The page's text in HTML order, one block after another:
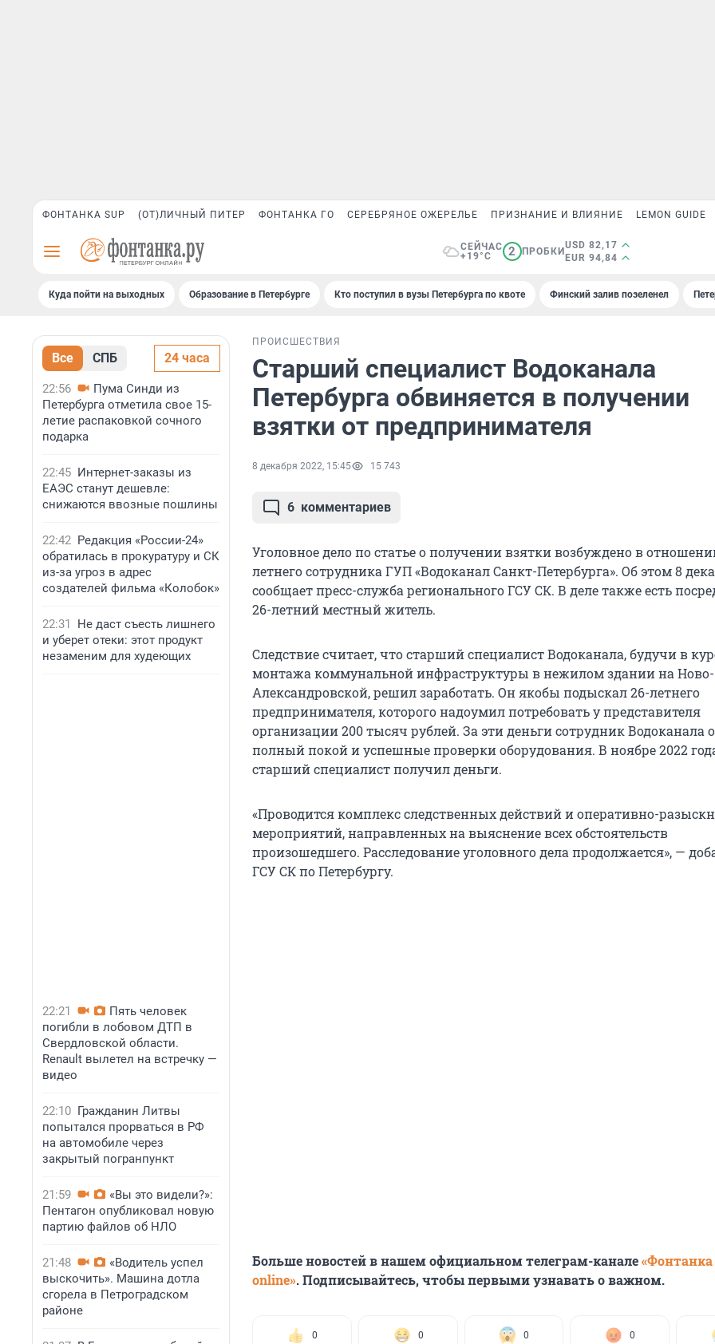
ФОНТАНКА SUP (ОТ)ЛИЧНЫЙ ПИТЕР ФОНТАНКА ГО СЕРЕБРЯНОЕ ОЖЕРЕЛЬЕ ПРИЗНАНИЕ И ВЛИЯНИЕ LEMON GUIDE
СЕЙЧАС
+19°C
2 ПРОБКИ
USD 82,17
EUR 94,84
Куда пойти на выходных Образование в Петербурге Кто поступил в вузы Петербурга по квоте Финский залив позеленел
Все СПБ 24 часа
22:56
Пума Синди из
Петербурга отметила свое 15-
летие распаковкой сочного
подарка
22:45 Интернет-заказы из
ЕАЭС станут дешевле:
снижаются ввозные пошлины
22:42 Редакция «России-24»
обратилась в прокуратуру и СК
из-за угроз в адрес
создателей фильма «Колобок»
22:31
Не даст съесть лишнего
и уберет отеки: этот продукт
незаменим для худеющих
22:21
Пять человек
погибли в лобовом ДТП в
Свердловской области.
Renault вылетел на встречку —
видео
22:10 Гражданин Литвы
попытался прорваться в РФ
на автомобиле через
закрытый погранпункт
21:59
«Вы это видели?»:
Пентагон опубликовал новую
партию файлов об НЛО
21:48
«Водитель успел
выскочить». Машина дотла
сгорела в Петроградском
районе
ПРОИСШЕСТВИЯ
Старший специалист Водоканала
Петербурга обвиняется в получении
взятки от предпринимателя
8 декабря 2022, 15:45 15 743
6 комментариев
Уголовное дело по статье о получении взятки возбуждено в
летнего сотрудника ГУП «Водоканал Санкт-Петербурга». Об этом 8
сообщает пресс-служба регионального ГСУ СК. В деле также есть
26-летний местный житель.
Следствие считает, что старший специалист Водоканала, будучи в
монтажа коммунальной инфраструктуры в нежилом здании на Ново-
Александровской, решил заработать. Он якобы подыскал 26-летнего
предпринимателя, которого надоумил потребовать у представителя
организации 200 тысяч рублей. За эти деньги сотрудник Водоканала
полный покой и успешные проверки оборудования. В ноябре 2022
старший специалист получил деньги.
«Проводится комплекс следственных действий и оперативно-
мероприятий, направленных на выяснение всех обстоятельств
произошедшего. Расследование уголовного дела продолжается», —
ГСУ СК по Петербургу.
Больше новостей в нашем официальном телеграм-канале«Фонтанка
online». Подписывайтесь, чтобы первыми узнавать о важном.
0 0 0 0